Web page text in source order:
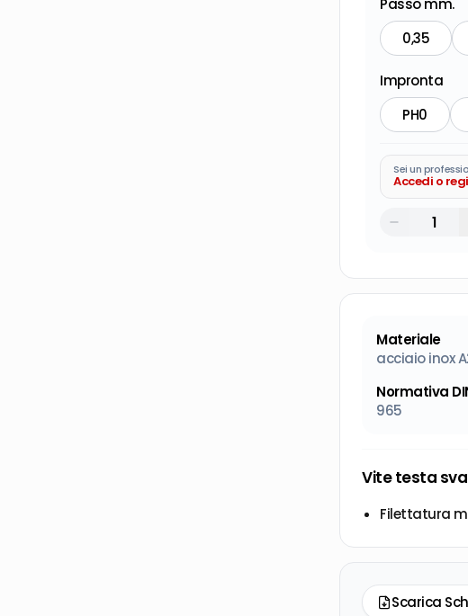
0,35
Impronta
PH0
Sei un
Accedi o
Materiale
acciaio inox
Normativa
965
Vite testa
Filettatura
Scarica